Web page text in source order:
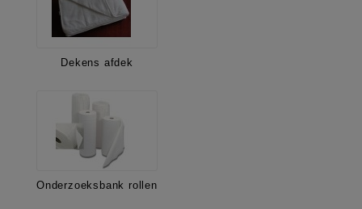
Dekens afdek
Onderzoeksbank rollen